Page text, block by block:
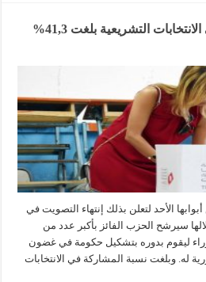
التشريعية بلغت 41,3%
الأحد لتعلن بذلك إنتهاء التصويت في
سيرشح الحزب الفائز بأكبر عدد من
ليقوم بدوره بتشكيل حكومة في غضون
له. وبلغت نسبة المشاركة في الانتخابات